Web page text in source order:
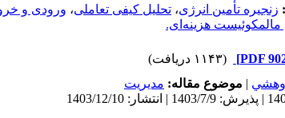
زنجیره تأمین انرژی، تحلیل کیفی تعاملی، ورودی و
هزینه‌ای.
(۱۱۴۳ دریافت)
| موضوع مقاله: مديريت